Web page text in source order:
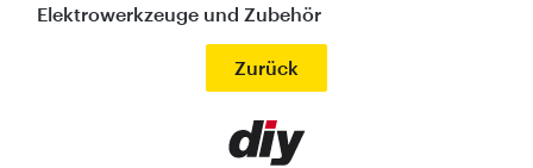
Elektrowerkzeuge und Zubehör
Zurück